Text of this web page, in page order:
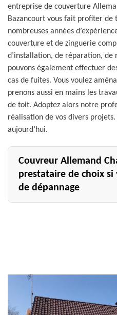
entreprise de couverture
Bazancourt vous fait profiter de
nombreuses années
couverture et de zinguerie
d’installation, de réparation, de
pouvons également effectuer
cas de fuites. Vous voulez
prenons aussi en mains les
de toit. Adoptez alors notre
réalisation de vos divers projets.
aujourd’hui.
Couvreur Allemand
prestataire de choix si
de dépannage
peut vous proposer des
Contactez-le si vous avez